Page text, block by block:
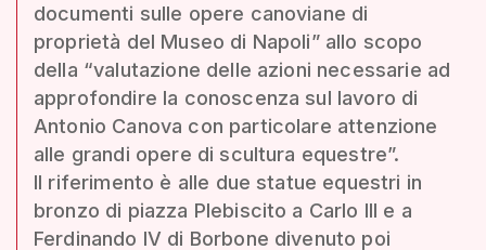
documenti sulle opere canoviane di
proprietà del Museo di Napoli” allo scopo
della “valutazione delle azioni necessarie ad
approfondire la conoscenza sul lavoro di
Antonio Canova con particolare attenzione
alle grandi opere di scultura equestre”.
Il riferimento è alle due statue equestri in
bronzo di piazza Plebiscito a Carlo III e a
Ferdinando IV di Borbone divenuto poi